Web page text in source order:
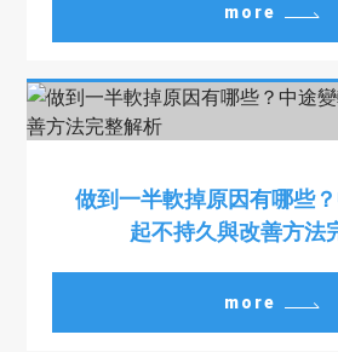
more
做到一半軟掉原因有哪些
起不持久與改善方法
more